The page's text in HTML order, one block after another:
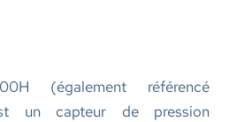
(également référencé
un capteur de pression